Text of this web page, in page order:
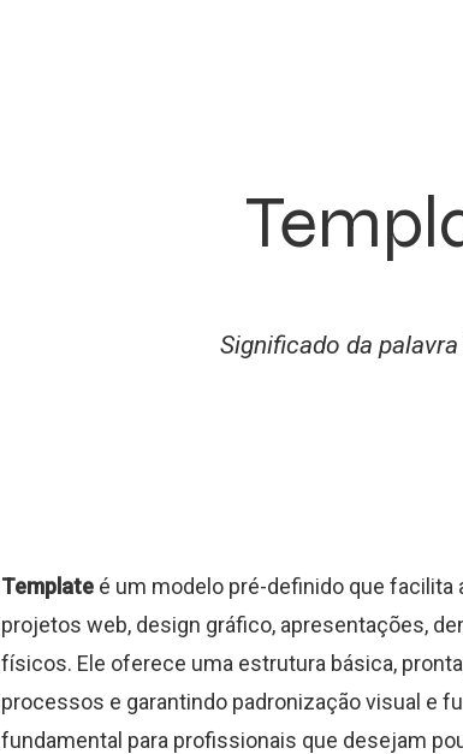
Significado da
Template é um modelo pré-definido que facilita
projetos web, design gráfico, apresentações,
físicos. Ele oferece uma estrutura básica,
processos e garantindo padronização visual e
fundamental para profissionais que desejam